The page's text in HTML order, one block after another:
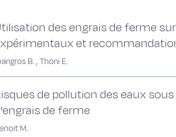
des engrais de ferme
et
B. , Thöni E.
de pollution des eaux
de ferme
M.